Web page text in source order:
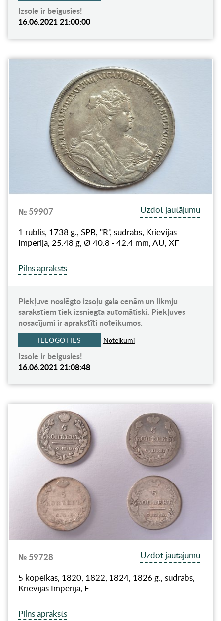
Izsole ir beigusies!
16.06.2021 21:00:00
№ 59907
Uzdot jautājumu
1 rublis, 1738 g., SPB, "R", sudrabs, Krievijas
Impērija, 25.48 g, Ø 40.8 - 42.4 mm, AU, XF
Pilns apraksts
Piekļuve noslēgto izsoļu gala cenām un likmju
sarakstiem tiek izsniegta automātiski. Piekļuves
nosacījumi ir aprakstīti noteikumos.
IELOGOTIES Noteikumi
Izsole ir beigusies!
16.06.2021 21:08:48
№ 59728
Uzdot jautājumu
5 kopeikas, 1820, 1822, 1824, 1826 g., sudrabs,
Krievijas Impērija, F
Pilns apraksts